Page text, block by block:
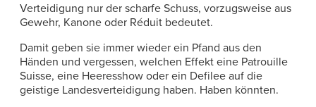
Verteidigung nur der scharfe Schuss, vorzugsweise aus
Gewehr, Kanone oder Réduit bedeutet.
Damit geben sie immer wieder ein Pfand aus den
Händen und vergessen, welchen Effekt eine Patrouille
Suisse, eine Heeresshow oder ein Defilee auf die
geistige Landesverteidigung haben. Haben könnten.